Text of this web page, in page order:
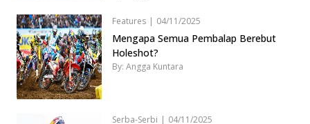
Features | 04/11/2025
Mengapa Semua Pembalap Berebut
Holeshot?
By: Angga Kuntara
Serba-Serbi | 04/11/2025